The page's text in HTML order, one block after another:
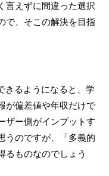
言えずに間違った選択
で、そこの解決を目指
きるようになると、学
が偏差値や年収だけで
ザー側がインプットす
うのですが、「多義的
るものなのでしょう